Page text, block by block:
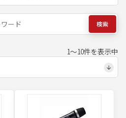
検索
1～10件を表示中